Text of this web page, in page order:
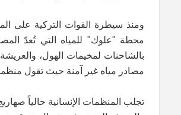
ومنذ سيطرة القوات التركية على
بالشاحنات لمخيمات الهول،
مصادر مياه غير آمنة حيث تقول
تجلب المنظمات الإنسانية حالياً